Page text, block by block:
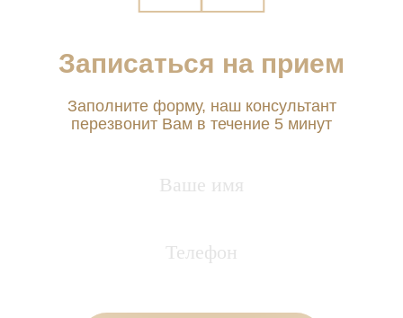
Записаться на прием
Заполните форму, наш консультант
перезвонит Вам в течение 5 минут